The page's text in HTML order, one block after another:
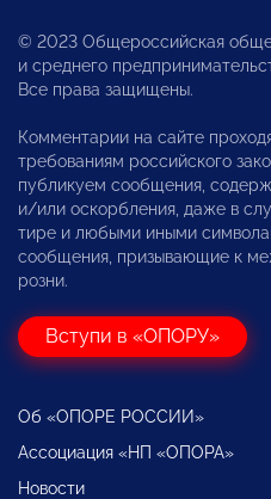
© 2023 Общероссийская
и среднего
Все права защищены.
Комментарии на сайте
требованиям российского
публикуем сообщения,
и/или оскорбления, даже в
тире и любыми иными
сообщения, призывающие к
розни.
Вступи в «ОПОРУ»
Об «ОПОРЕ РОССИИ»
Ассоциация «НП «ОПОРА»
Новости